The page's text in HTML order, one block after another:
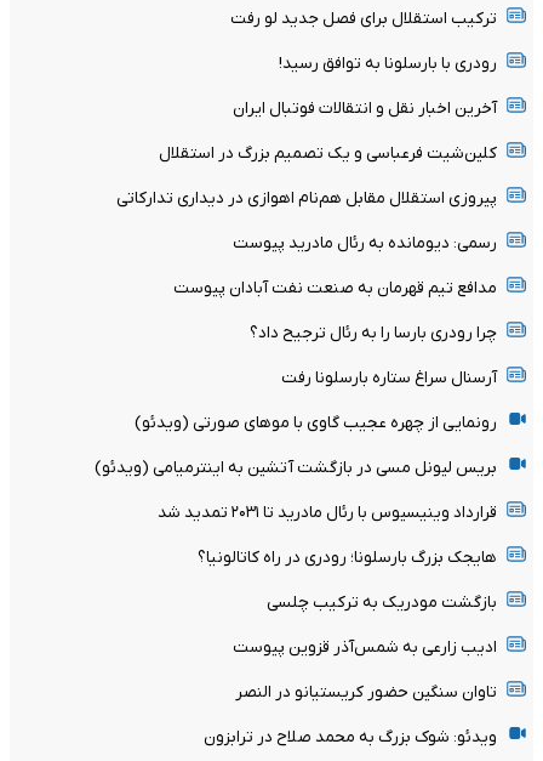
ترکیب استقلال برای فصل جدید لو رفت
رودری با بارسلونا به توافق رسید!
آخرین اخبار نقل و انتقالات فوتبال ایران
کلین‌شیت فرعباسی و یک تصمیم بزرگ در استقلال
پیروزی استقلال مقابل هم‌نام اهوازی در دیداری تدارکاتی
رسمی: دیومانده به رئال مادرید پیوست
مدافع تیم قهرمان به صنعت نفت آبادان پیوست
چرا رودری بارسا را به رئال ترجیح داد؟
آرسنال سراغ ستاره بارسلونا رفت
رونمایی از چهره عجیب گاوی با موهای صورتی (ویدئو)
بریس لیونل مسی در بازگشت آتشین به اینترمیامی (ویدئو)
قرارداد وینیسیوس با رئال مادرید تا ۲۰۳۱ تمدید شد
هایجک بزرگ بارسلونا؛ رودری در راه کاتالونیا؟
بازگشت مودریک به ترکیب چلسی
ادیب زارعی به شمس‌آذر قزوین پیوست
تاوان سنگین حضور کریستیانو در النصر
ویدئو: شوک بزرگ به محمد صلاح در ترابزون